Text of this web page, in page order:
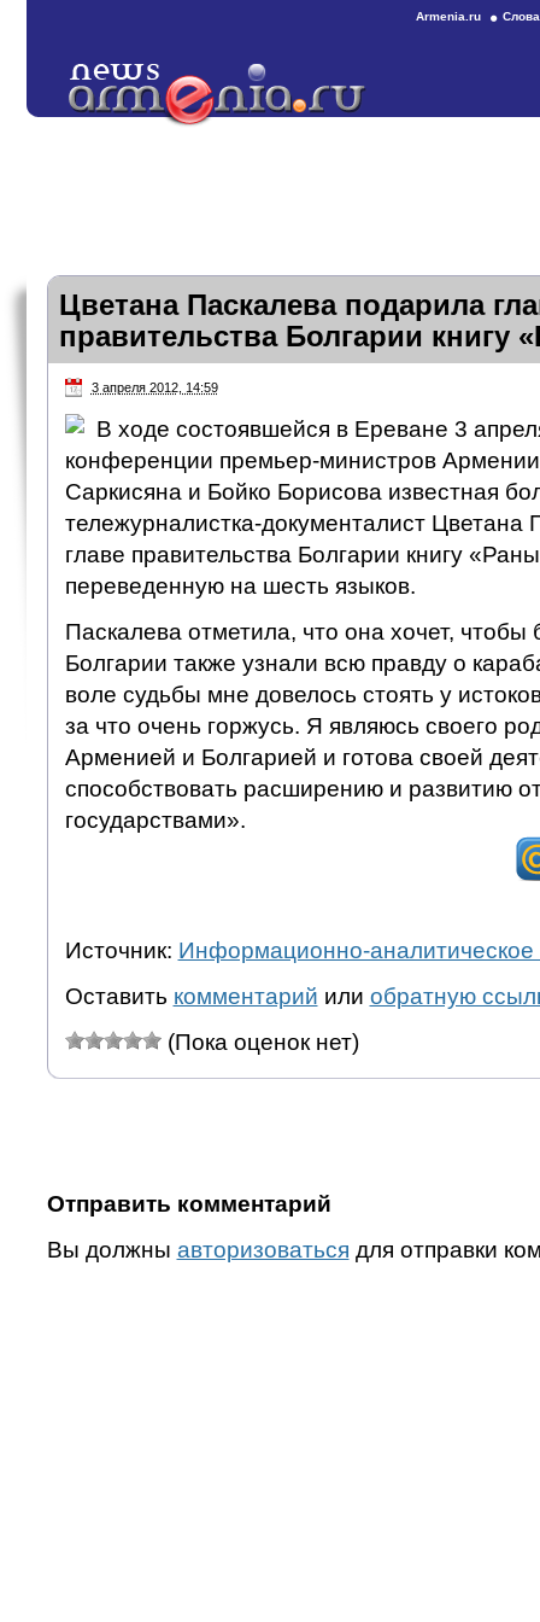
Armenia.ru
Цветана Паскалева подарила
правительства Болгарии книгу
3 апреля 2012, 14:59
В ходе состоявшейся в Ереване 3
конференции премьер-министров
Саркисяна и Бойко Борисова известная
тележурналистка-документалист
главе правительства Болгарии книгу
переведенную на шесть языков.
Паскалева отметила, что она хочет, чтобы
Болгарии также узнали всю правду о
воле судьбы мне довелось стоять у
за что очень горжусь. Я являюсь своего
Арменией и Болгарией и готова своей
способствовать расширению и развитию
государствами».
Источник: Информационно-аналитическое
Оставить комментарий или обратную
(Пока оценок нет)
Отправить комментарий
Вы должны авторизоваться для отправки